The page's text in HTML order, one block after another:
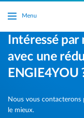
Ga naar de hoofdinhoud
Menu
Intéressé
avec une
ENGIE4YOU
Nous vous
le mieux.